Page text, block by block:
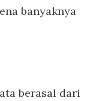
banyaknya
berasal dari